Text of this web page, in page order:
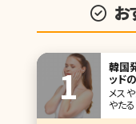
お
韓国
ッド
メス
やた
ピン